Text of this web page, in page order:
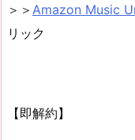
＞＞ Amazon Music
リック
【即解約】